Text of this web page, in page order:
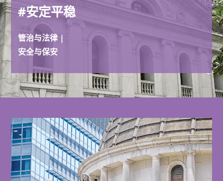
#安定平稳
管治与法律 |
安全与保安